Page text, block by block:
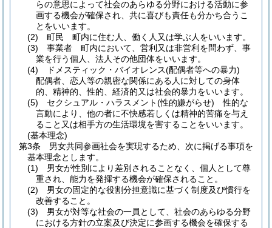
らの意思によって社会のあらゆる分野における活動に参
画する機会が確保され、共に喜びも責任も分かち合うこ
とをいいます。
(2)
町民 町内に住む人、働く人又は学ぶ人をいいます。
(3)
事業者 町内において、営利又は非営利を問わず、事
業を行う個人、法人その他団体をいいます。
(4)
ドメスティック・バイオレンス(配偶者等への暴力)
配偶者、恋人等の親密な関係にある人に対しての身体
的、精神的、性的、経済的又は社会的暴力をいいます。
(5)
セクシュアル・ハラスメント(性的嫌がらせ) 性的な
言動により、他の者に不快感若しくは精神的苦痛を与え
ること又は相手方の生活環境を害することをいいます。
(基本理念)
第3条
男女共同参画社会を実現するため、次に掲げる事項を
基本理念とします。
(1)
男女が性別により差別されることなく、個人として尊
重され、能力を発揮する機会が確保されること。
(2)
男女の固定的な役割分担意識に基づく制度及び慣行を
改善すること。
(3)
男女が対等な社会の一員として、社会のあらゆる分野
における方針の立案及び決定に参画する機会を確保する